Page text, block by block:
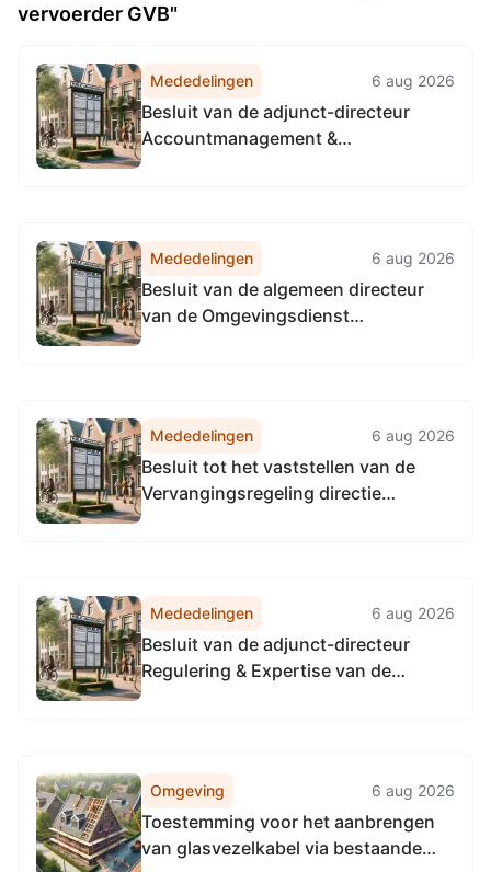
vervoerder GVB"
Mededelingen 6 aug 2026
Besluit van de adjunct-directeur
Accountmanagement &
2026, tot het vaststellen van de
Vervangingsregeling directie
Accountmanagement &
Bedrijfsvoering Omgevingsdienst...
Mededelingen 6 aug 2026
Besluit van de algemeen directeur
van de Omgevingsdienst
directeur Omgevingsdienst
Noordzeekanaalgebied
Mededelingen 6 aug 2026
Besluit tot het vaststellen van de
Vervangingsregeling directie
Mededelingen 6 aug 2026
Besluit van de adjunct-directeur
Regulering & Expertise van de
Vervangingsregeling directie
Regulering & Expertise
Omgevingsdienst
Noordzeekanaalgebied
Omgeving 6 aug 2026
Toestemming voor het aanbrengen
van glasvezelkabel via bestaande